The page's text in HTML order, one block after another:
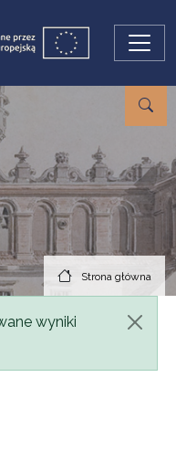
Strona główna
wyniki